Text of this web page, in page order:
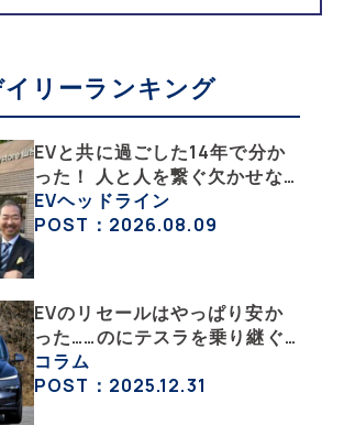
イリーランキング
EVと共に過ごした14年で分か
った！ 人と人を繋ぐ欠かせな
い相棒、それがEV!!【EV総合
研究所のリアルEVライフ：そ
EVヘッドライン
POST：2026.08.09
EVのリセールはやっぱり安か
った……のにテスラを乗り継ぐ
ってどういうこと？ 【テスラ
沼にはまった大学教授のEV生
コラム
POST：2025.12.31